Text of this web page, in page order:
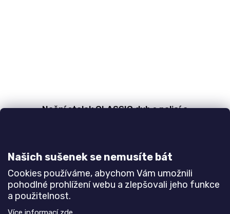
Našich sušenek se nemusíte bát
Cookies používáme, abychom Vám umožnili
pohodlné prohlížení webu a zlepšovali jeho funkce
a použitelnost.
Noční stolek CLASSIC dub s policí a
8 540 Kč
DETAIL